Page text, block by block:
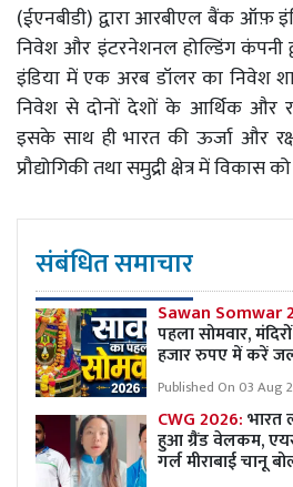
(ईएनबीडी) द्वारा आरबीएल बैंक ऑफ़
निवेश और इंटरनेशनल होल्डिंग कंपनी
इंडिया में एक अरब डॉलर का निवेश
निवेश से दोनों देशों के आर्थिक और
इसके साथ ही भारत की ऊर्जा और
प्रौद्योगिकी तथा समुद्री क्षेत्र में विकास
संबंधित समाचार
Sawan Somwar
पहला सोमवार,
हजार रुपए में करें
Published On 03 Aug
CWG 2026:भारत
हुआ ग्रैंड वेलकम,
गर्ल मीराबाई चानू